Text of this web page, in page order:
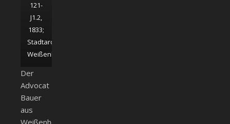
121-
J1.2,
1833;
Stadtarchiv
Weißenhorn
Der
Advocat
Bauer
aus
Weißenhorn